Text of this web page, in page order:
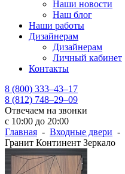
Наши новости
Наш блог
Наши работы
Дизайнерам
Дизайнерам
Личный кабинет
Контакты
8 (800) 333–43–17
8 (812) 748–29–09
Отвечаем на звонки
с 10:00 до 20:00
Главная - Входные двери -
Гранит Континент Зеркало